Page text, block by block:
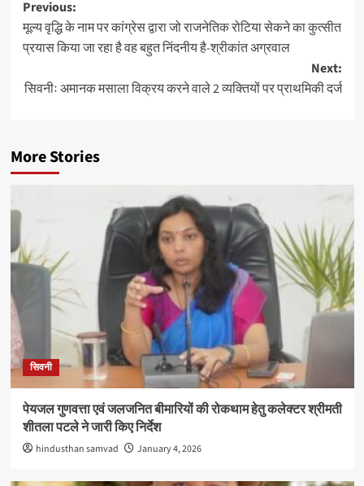
Post
navigation
Previous:
मूल्य वृद्धि के नाम पर कांग्रेस द्वारा जो राजनेतिक रोटिया सेकने का कुत्सीत
प्रयास किया जा रहा है वह बहुत निंदनीय है-श्रीकांत अग्रवाल
Next:
सिवनीः अमानक मसाला विक्रय करने वाले 2 व्यक्तियों पर प्राथमिकी दर्ज
More Stories
सिवनी
पेयजल गुणवत्ता एवं जलजनित बीमारियों की रोकथाम हेतु कलेक्टर श्रीमती
शीतला पटले ने जारी किए निर्देश
hindusthan samvad January 4, 2026